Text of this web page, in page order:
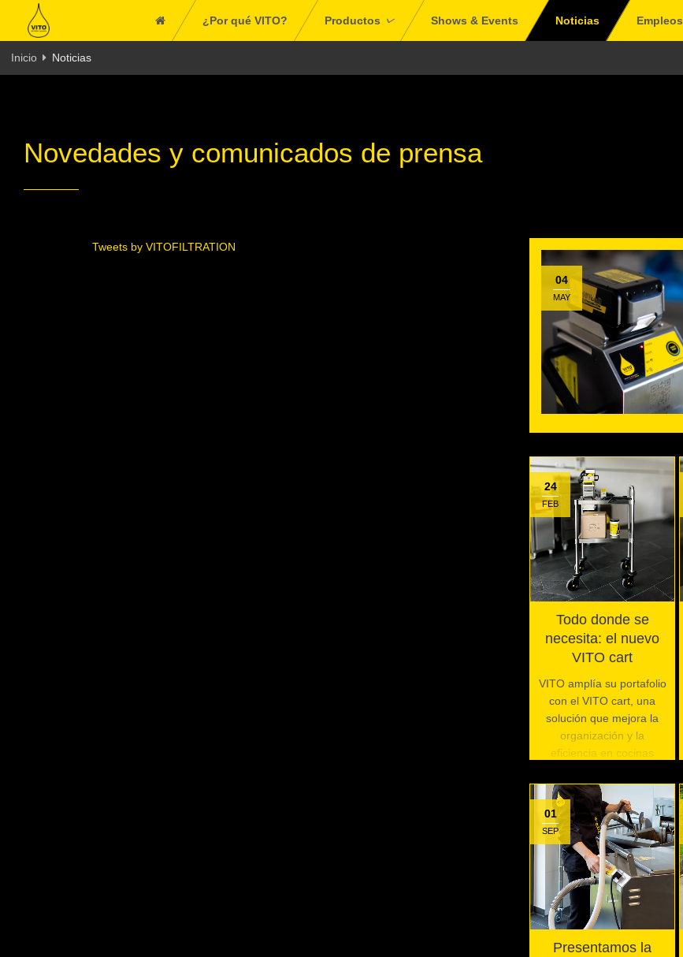
¿Por qué VITO? Productos Shows & Events Noticias Empleos
Inicio Noticias
Novedades y comunicados de prensa
Tweets by VITOFILTRATION
04
MAY
24
FEB
Todo donde se
necesita: el nuevo
VITO cart
VITO amplía su portafolio
con el VITO cart, una
solución que mejora la
organización y la
eficiencia en cocinas
01
SEP
Presentamos la